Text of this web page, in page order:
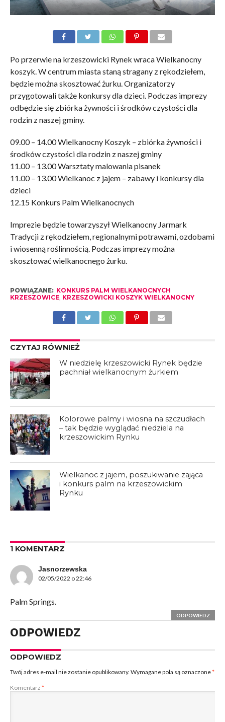
Po przerwie na krzeszowicki Rynek wraca Wielkanocny
koszyk. W centrum miasta staną stragany z rękodziełem,
będzie można skosztować żurku. Organizatorzy
przygotowali także konkursy dla dzieci. Podczas imprezy
odbędzie się zbiórka żywności i środków czystości dla
rodzin z naszej gminy.
09.00 – 14.00 Wielkanocny Koszyk – zbiórka żywności i
środków czystości dla rodzin z naszej gminy
11.00 – 13.00 Warsztaty malowania pisanek
11.00 – 13.00 Wielkanoc z jajem – zabawy i konkursy dla
dzieci
12.15 Konkurs Palm Wielkanocnych
Imprezie będzie towarzyszył Wielkanocny Jarmark
Tradycji z rękodziełem, regionalnymi potrawami, ozdobami
i wiosenną roślinnością. Podczas imprezy można
skosztować wielkanocnego żurku.
POWIĄZANE: KONKURS PALM WIELKANOCNYCH
KRZESZOWICE, KRZESZOWICKI KOSZYK WIELKANOCNY
CZYTAJ RÓWNIEŻ
W niedzielę krzeszowicki Rynek będzie
pachniał wielkanocnym żurkiem
Kolorowe palmy i wiosna na szczudłach
– tak będzie wyglądać niedziela na
krzeszowickim Rynku
Wielkanoc z jajem, poszukiwanie zająca
i konkurs palm na krzeszowickim
Rynku
1 KOMENTARZ
Jasnorzewska
02/05/2022 o 22:46
Palm Springs.
ODPOWIEDZ
ODPOWIEDZ
ODPOWIEDZ
Twój adres e-mail nie zostanie opublikowany. Wymagane pola są oznaczone*
Komentarz *